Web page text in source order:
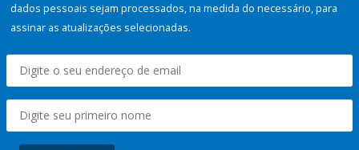
dados pessoais sejam processados, na medida do necessário, para
assinar as atualizações selecionadas.